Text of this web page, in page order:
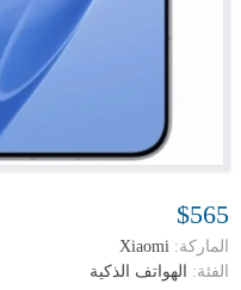
$565
الماركة: Xiaomi
الفئة:
الهواتف الذكية